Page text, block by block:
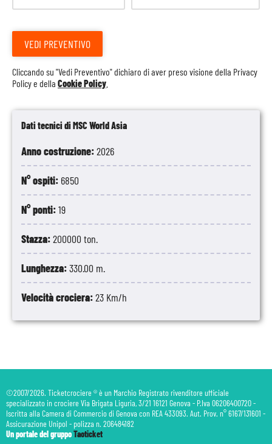
Dati tecnici di MSC World Asia
Anno costruzione:2026
N° ospiti: 6850
N° ponti:19
Stazza:200000 ton.
Lunghezza:330.00 m.
Velocità crociera:23 Km/h
VEDI PREVENTIVO
Cliccando su "Vedi Preventivo" dichiaro di aver preso visione della Privacy
Policye della Cookie Policy
©2007/2026. Ticketcrociere ® è un Marchio Registrato rivenditore ufficiale
specializzato in crociere Via Brigata Liguria, 3/21 16121 Genova - P.Iva 06206400720 -
Iscritta alla Camera di Commercio di Genova con REA 433093. Aut. Prov. n° 6167/131601 -
Assicurazione Unipol - polizza n. 206484182
Un portale del gruppoTaoticket